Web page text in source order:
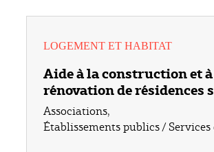
LOGEMENT ET HABITAT
Aide à la construction et
rénovation de résidences
Associations,
Établissements publics /